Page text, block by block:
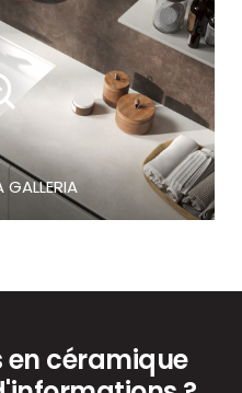
en céramique